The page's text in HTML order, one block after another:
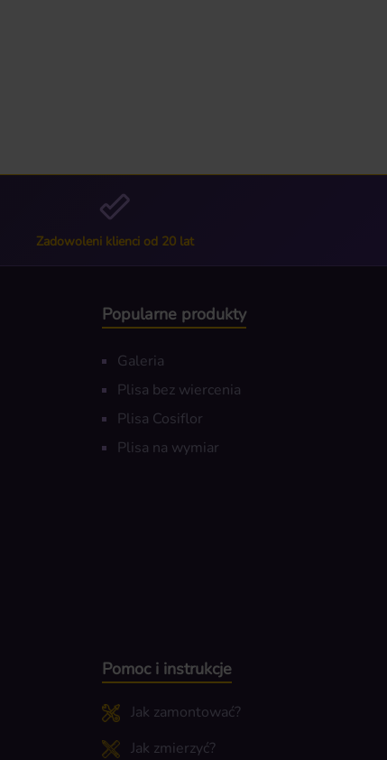
Zadowoleni klienci od 20 lat
Popularne produkty
Galeria
Plisa bez wiercenia
Plisa Cosiflor
Plisa na wymiar
Pomoc i instrukcje
Jak zamontować?
Jak zmierzyć?